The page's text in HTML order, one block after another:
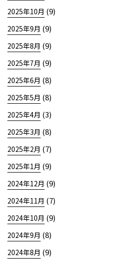
2025年10月 (9)
2025年9月 (9)
2025年8月 (9)
2025年7月 (9)
2025年6月 (8)
2025年5月 (8)
2025年4月 (3)
2025年3月 (8)
2025年2月 (7)
2025年1月 (9)
2024年12月 (9)
2024年11月 (7)
2024年10月 (9)
2024年9月 (8)
2024年8月 (9)